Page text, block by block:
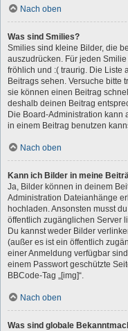
Nach oben
Was sind Smilies?
Smilies sind kleine Bilder, die
auszudrücken. Für jeden
fröhlich und :( traurig. Die Liste
Beitrags sehen. Versuche bitte
sie können einen Beitrag
deshalb deinen Beitrag
Die Board-Administration kann
in einem Beitrag benutzen
Nach oben
Kann ich Bilder in meine
Ja, Bilder können in deinem
Administration Dateianhänge
hochladen. Ansonsten musst
öffentlich zugänglichen Server
Du kannst weder Bilder
(außer es ist ein öffentlich
einer Anmeldung verfügbar
einem Passwort geschützte
BBCode-Tag „[img]“.
Nach oben
Was sind globale